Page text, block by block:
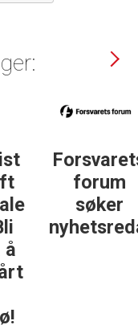
Forsvarets
forum
søker